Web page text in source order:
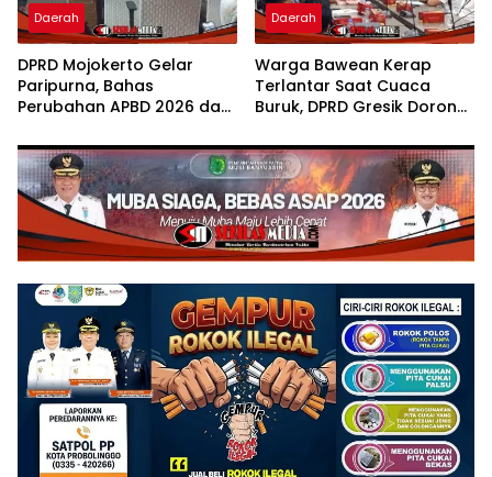
Daerah
DPRD Mojokerto Gelar
Paripurna, Bahas
Perubahan APBD 2026 dan
Daerah
Warga Bawean Kerap
Terlantar Saat Cuaca
Buruk, DPRD Gresik Dorong